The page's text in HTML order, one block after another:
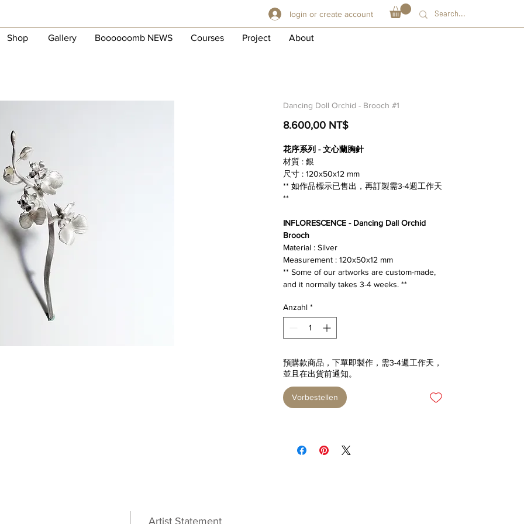
login or create account
Shop Gallery Boooooomb NEWS Courses Project About
Dancing Doll Orchid - Brooch #1
8.600,00 NT$Preis
花序系列 - 文心蘭胸針
材質 : 銀
尺寸 : 120x50x12 mm
** 如作品標示已售出，再訂製需3-4週工作天
**
INFLORESCENCE - Dancing Dall Orchid
Brooch
Material : Silver
Measurement : 120x50x12 mm
** Some of our artworks are custom-made,
and it normally takes 3-4 weeks. **
Anzahl *
預購款商品，下單即製作，需3-4週工作天，
並且在出貨前通知。
Vorbestellen
Artist Statement